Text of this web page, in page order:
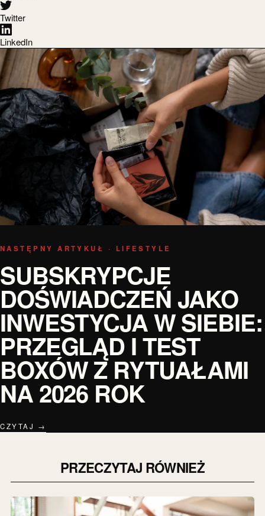
Twitter
LinkedIn
NASTĘPNY ARTYKUŁ · LIFESTYLE
SUBSKRYPCJE
DOŚWIADCZEŃ JAKO
INWESTYCJA W SIEBIE:
PRZEGLĄD I TEST
BOXÓW Z RYTUAŁAMI
NA 2026 ROK
CZYTAJ →
PRZECZYTAJ RÓWNIEŻ